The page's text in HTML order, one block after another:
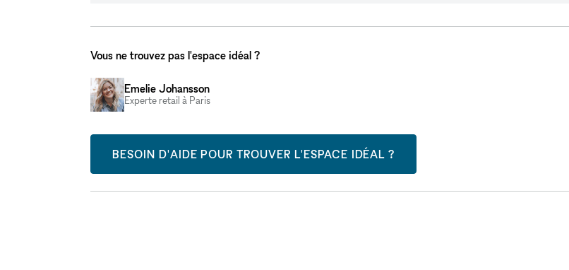
Vous ne trouvez pas l'espace idéal ?
Emelie Johansson
Experte retail à Paris
BESOIN D'AIDE POUR TROUVER L'ESPACE IDÉAL ?